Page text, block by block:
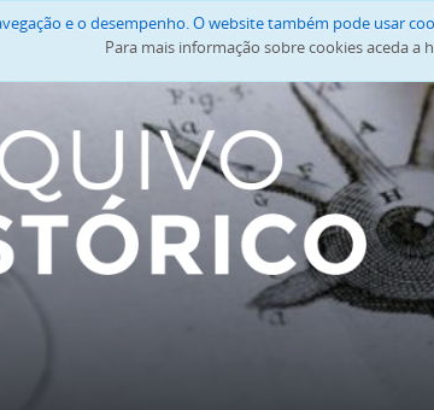
e o desempenho. O website também pode usar
Para mais informação sobre cookies aceda